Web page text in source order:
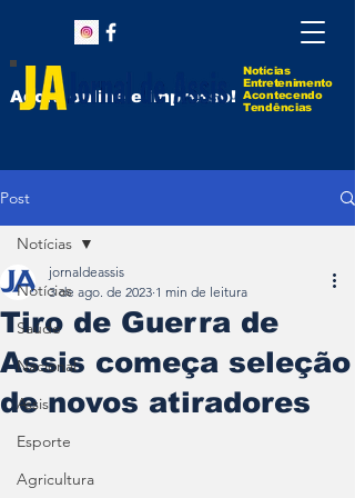
Notícias
Entretenimento
Acontecendo
Tendências
Agora online e impresso!
Post
Notícias
Saúde
Nacional
Assis
Esporte
Agricultura
Notícias
Tiro de Guerra de
Assis começa seleção
de novos atiradores
jornaldeassis
3 de ago. de 2023 1 min de leitura